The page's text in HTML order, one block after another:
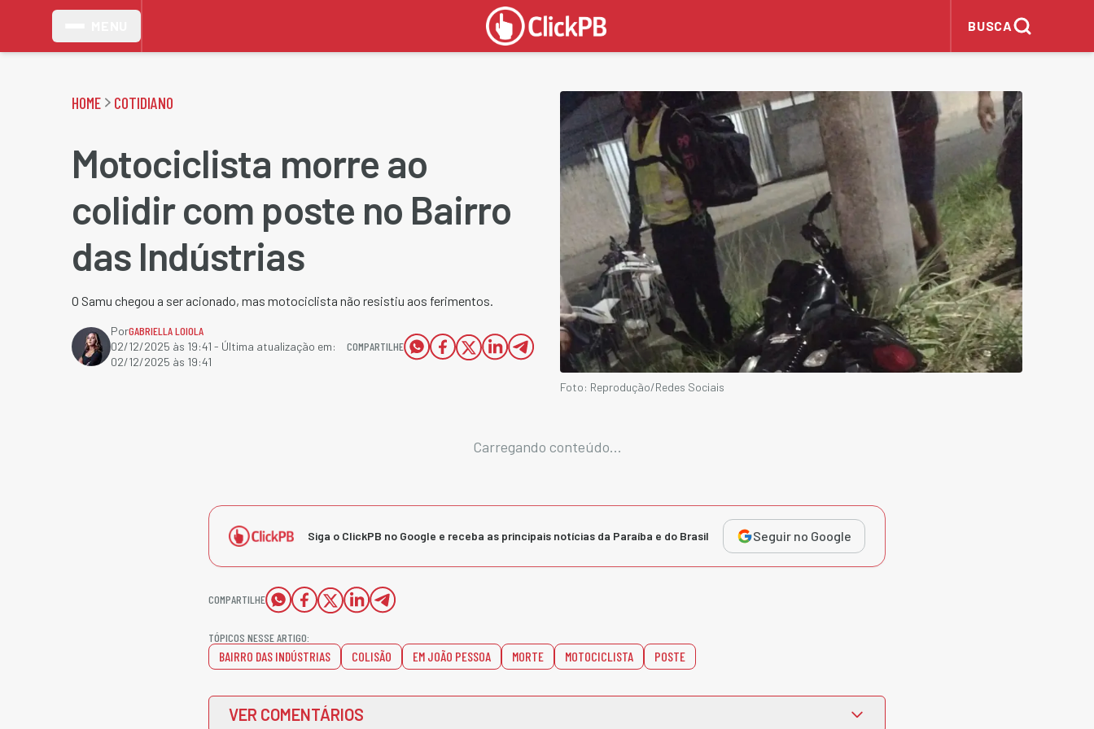
BUSCA
HOME COTIDIANO
Motociclista morre ao
colidir com poste no Bairro
das Indústrias
O Samu chegou a ser acionado, mas motociclista não resistiu aos ferimentos.
PorGABRIELLA LOIOLA
02/12/2025 às 19:41 - Última atualização em:
02/12/2025 às 19:41
COMPARTILHE
Foto: Reprodução/Redes Sociais
Carregando conteúdo...
Siga o ClickPB no Google e receba as principais notícias da Paraíba e do Brasil Seguir no Google
COMPARTILHE
TÓPICOS NESSE ARTIGO:
BAIRRO DAS INDÚSTRIAS COLISÃO EM JOÃO PESSOA MORTE MOTOCICLISTA POSTE
VER COMENTÁRIOS